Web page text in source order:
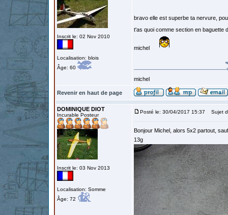
Inscrit le: 02 Nov 2010
Localisation: blois
Âge: 60
bravo elle est superbe ta nervure,
t'as quoi comme section en baguette
michel
michel
Revenir en haut de page
DOMINIQUE DIOT
Incurable Posteur
Inscrit le: 03 Nov 2013
Localisation: Somme
Âge: 72
Posté le: 30/04/2017 15:37 Sujet
Bonjour Michel, alors 5x2 partout,
13g